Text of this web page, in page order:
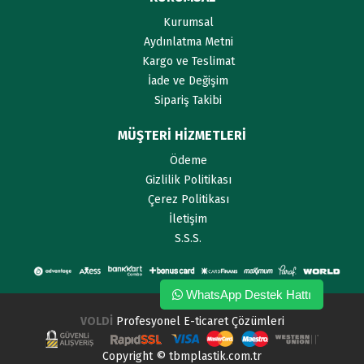
Kurumsal
Aydınlatma Metni
Kargo ve Teslimat
İade ve Değişim
Sipariş Takibi
MÜŞTERİ HİZMETLERİ
Ödeme
Gizlilik Politikası
Çerez Politikası
İletişim
S.S.S.
VOLDİ Profesyonel E-ticaret Çözümleri
Copyright © tbmplastik.com.tr
WhatsApp Destek Hattı